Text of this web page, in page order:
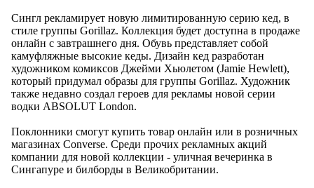
Сингл рекламирует новую лимитированную серию кед, в
стиле группы Gorillaz. Коллекция будет доступна в продаже
онлайн с завтрашнего дня. Обувь представляет собой
камуфляжные высокие кеды. Дизайн кед разработан
художником комиксов Джейми Хьюлетом (Jamie Hewlett),
который придумал образы для группы Gorillaz. Художник
также недавно создал героев для рекламы новой серии
водки ABSOLUT London.
Поклонники смогут купить товар онлайн или в розничных
магазинах Converse. Среди прочих рекламных акций
компании для новой коллекции - уличная вечеринка в
Сингапуре и билборды в Великобритании.